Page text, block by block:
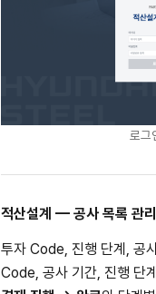
로그
적산설계 — 공사 목록 관리
투자 Code, 진행 단계, 공
Code, 공사 기간, 진행 단